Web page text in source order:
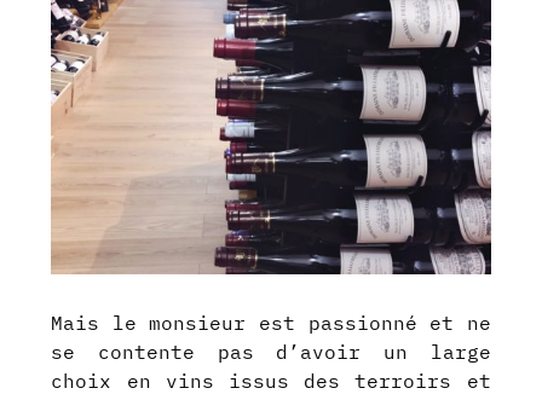
Mais le monsieur est passionné et ne
se contente pas d’avoir un large
choix en vins issus des terroirs et